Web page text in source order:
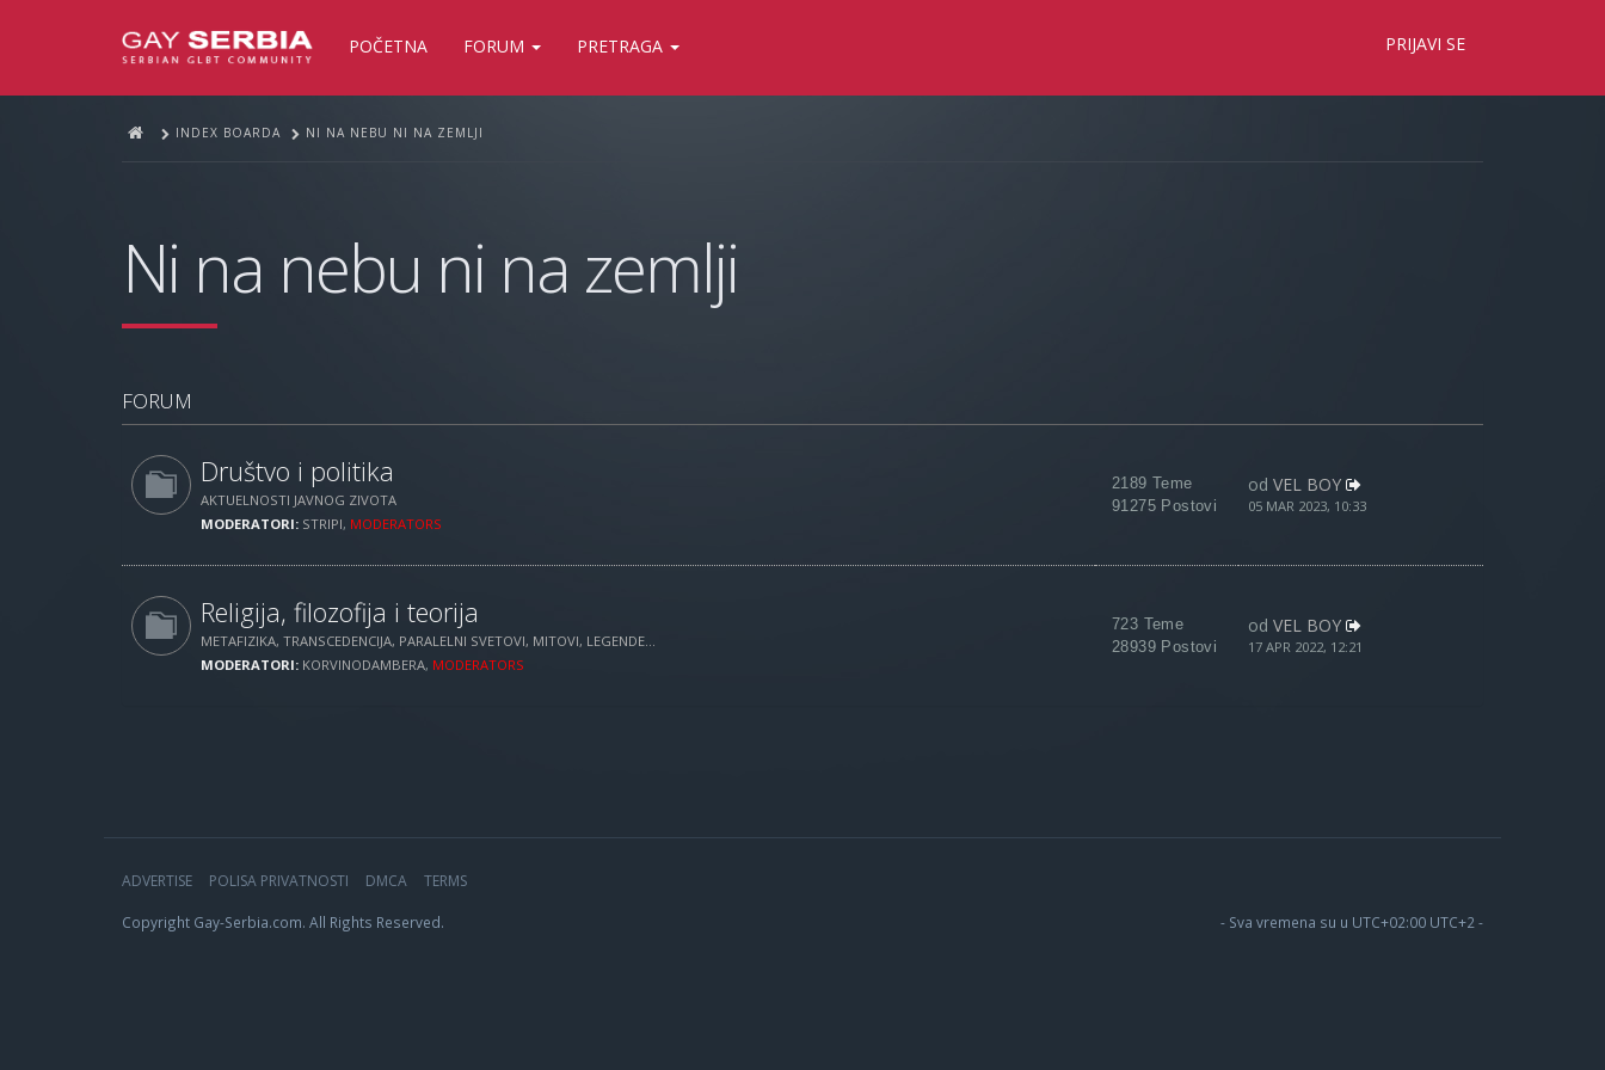
POČETNA FORUM PRETRAGA PRIJAVI SE
INDEX BOARDA NI NA NEBU NI NA ZEMLJI
Ni na nebu ni na zemlji
FORUM
Društvo i politika
AKTUELNOSTI JAVNOG ZIVOTA
MODERATORI: STRIPI, MODERATORS
2189 Teme
91275 Postovi
od VEL BOY
05 MAR 2023, 10:33
Religija, filozofija i teorija
METAFIZIKA, TRANSCEDENCIJA, PARALELNI SVETOVI, MITOVI, LEGENDE...
MODERATORI: KORVINODAMBERA, MODERATORS
723 Teme
28939 Postovi
od VEL BOY
17 APR 2022, 12:21
ADVERTISE POLISA PRIVATNOSTI DMCA TERMS
Copyright Gay-Serbia.com. All Rights Reserved. - Sva vremena su u UTC+02:00 UTC+2 -